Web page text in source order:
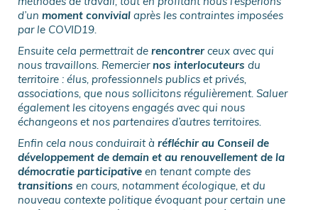
d’un moment convivial après les contraintes imposées
par le COVID19.
Ensuite cela permettrait de rencontrerceux avec qui
nous travaillons. Remerciernos interlocuteurs du
territoire : élus, professionnels publics et privés,
associations, que nous sollicitons régulièrement. Saluer
également les citoyens engagés avec qui nous
échangeons et nos partenaires d’autres territoires.
Enfin cela nous conduirait à réfléchir au Conseil de
développement de demain et au renouvellement de la
démocratie participative en tenant compte des
transitions en cours, notamment écologique, et du
nouveau contexte politique évoquant pour certain une